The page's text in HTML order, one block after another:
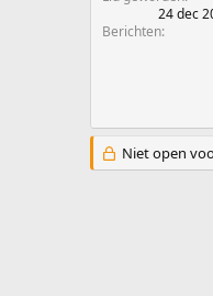
24 dec
Berichten
Niet open